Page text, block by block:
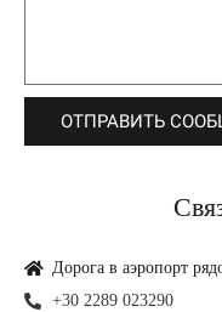
Дорога в аэропорт
+30 2289 023290
ОТПРАВИТЬ